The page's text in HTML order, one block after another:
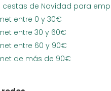
cestas de Navidad para
entre 0 y 30€
entre 30 y 60€
entre 60 y 90€
de más de 90€